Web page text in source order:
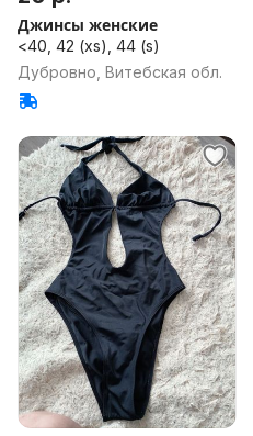
Джинсы женские
<40, 42 (xs), 44 (s)
Дубровно, Витебская обл.